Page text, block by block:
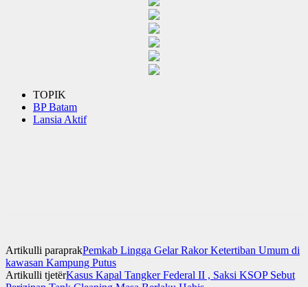
TOPIK
BP Batam
Lansia Aktif
Artikulli paraprakPemkab Lingga Gelar Rakor Ketertiban Umum di
kawasan Kampung Putus
Artikulli tjetërKasus Kapal Tangker Federal II , Saksi KSOP Sebut